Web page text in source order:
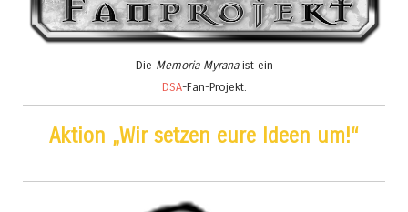
Die Memoria Myranaist ein
DSA-Fan-Projekt.
Aktion „Wir setzen eure Ideen um!“